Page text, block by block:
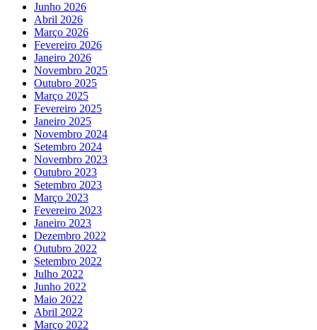
Junho 2026
Abril 2026
Março 2026
Fevereiro 2026
Janeiro 2026
Novembro 2025
Outubro 2025
Março 2025
Fevereiro 2025
Janeiro 2025
Novembro 2024
Setembro 2024
Novembro 2023
Outubro 2023
Setembro 2023
Março 2023
Fevereiro 2023
Janeiro 2023
Dezembro 2022
Outubro 2022
Setembro 2022
Julho 2022
Junho 2022
Maio 2022
Abril 2022
Março 2022